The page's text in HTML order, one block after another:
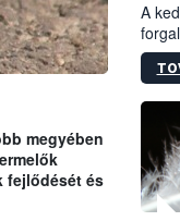
megyében
fejlődését és
A